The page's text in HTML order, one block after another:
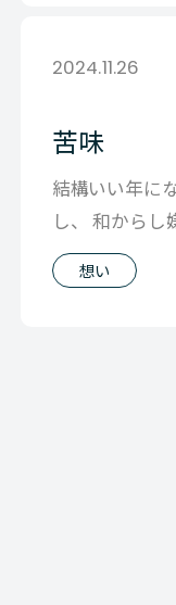
2024.11.26
苦味
結構いい年に
し、 和からし
けどいつから
想い